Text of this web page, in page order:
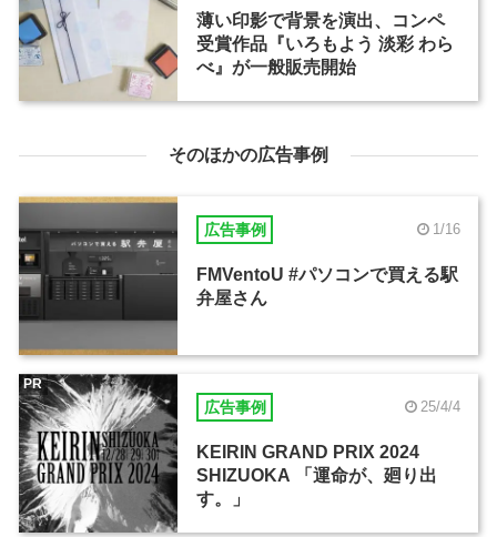
薄い印影で背景を演出、コンペ
受賞作品『いろもよう 淡彩 わら
べ』が一般販売開始
そのほかの広告事例
広告事例 1/16
FMVentoU #パソコンで買える駅
弁屋さん
広告事例 25/4/4
KEIRIN GRAND PRIX 2024
SHIZUOKA 「運命が、廻り出
す。」
PR